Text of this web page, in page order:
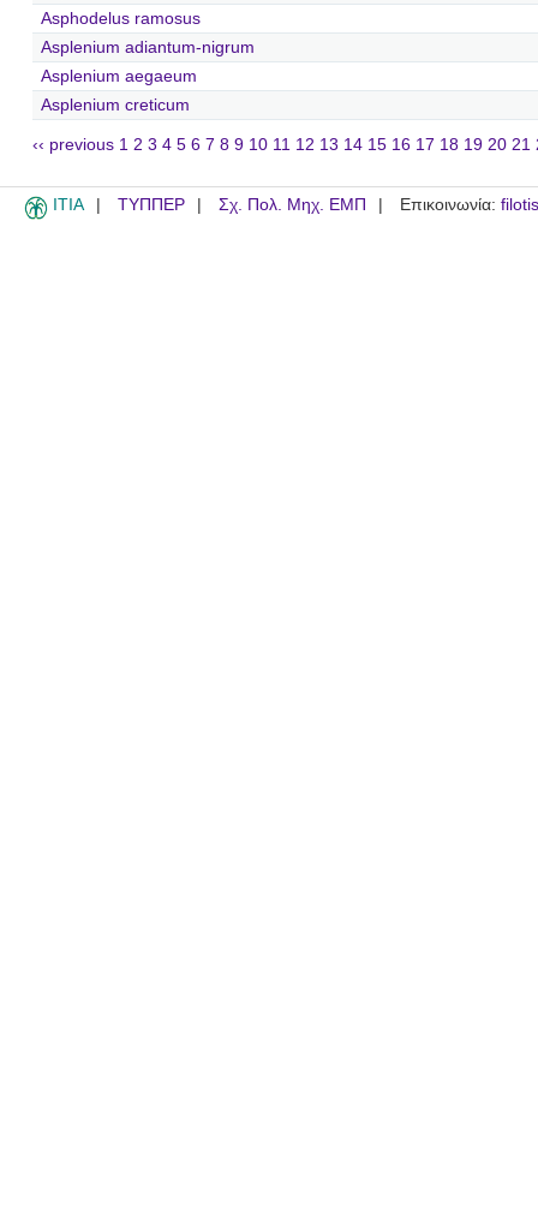
Asphodelus ramosus
Asplenium adiantum-nigrum
Asplenium aegaeum
Asplenium creticum
‹‹ previous 1 2 3 4 5 6 7 8 9 10 11 12 13 14 15 16 17 18 19 20 21
ITIA ΤΥΠΠΕΡ Σχ. Πολ. Μηχ. ΕΜΠ Επικοινωνία: